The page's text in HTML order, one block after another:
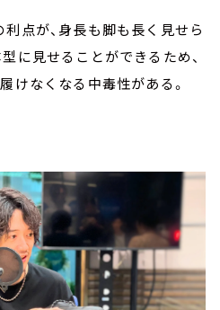
点が、身長も脚も長く見せら
に見せることができるため、
けなくなる中毒性がある。